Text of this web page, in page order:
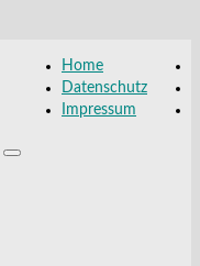
Home
Datenschutz
Impressum